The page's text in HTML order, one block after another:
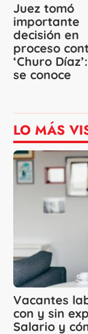
Juez tomó
importante
decisión en
proceso
‘Churo
se conoce
LO MÁS
Vacantes
con y sin
Salario y